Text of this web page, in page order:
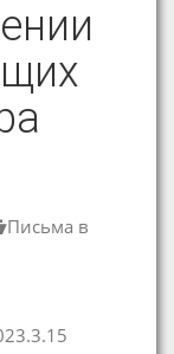
Письма в